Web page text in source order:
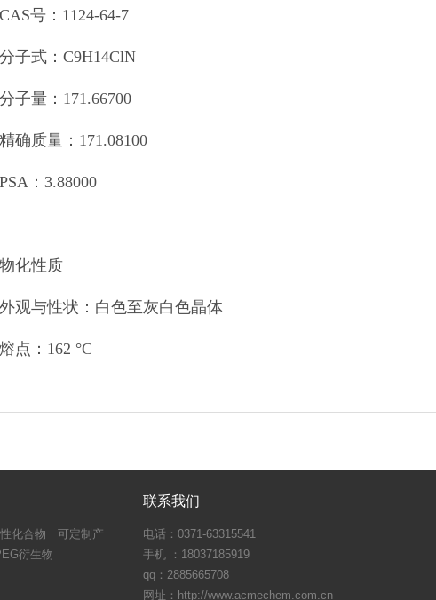
CAS号：1124-64-7
分子式：C9H14ClN
分子量：171.66700
精确质量：171.08100
PSA：3.88000
物化性质
外观与性状：白色至灰白色晶体
熔点：162 °C
化合物
可定制产
衍生物
联系我们
电话：0371-63315541
手机 ：18037185919
qq：2885665708
网址：http://www.acmechem.com.cn